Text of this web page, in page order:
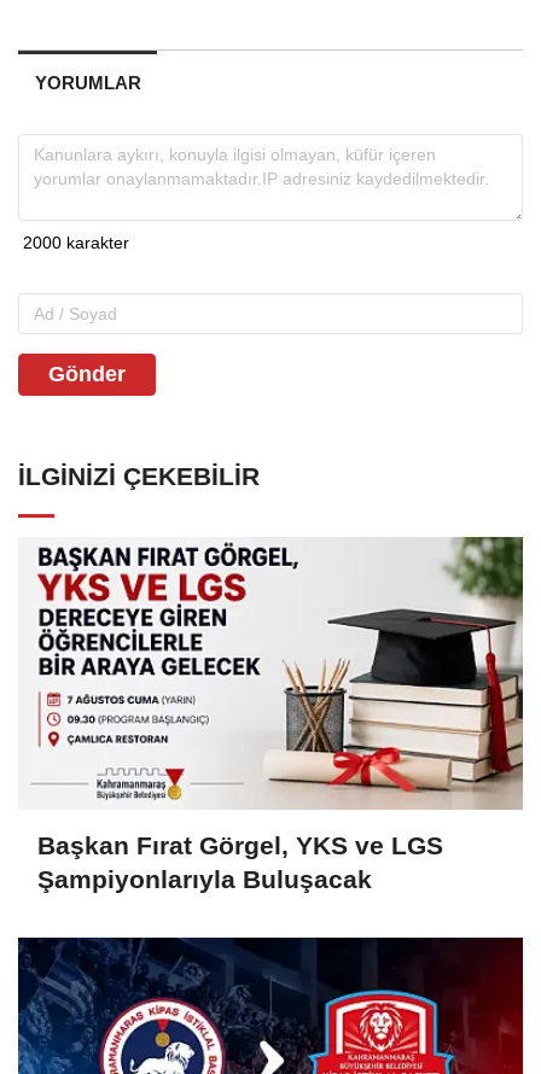
YORUMLAR
Gönder
İLGINIZI ÇEKEBILIR
Başkan Fırat Görgel, YKS ve LGS
Şampiyonlarıyla Buluşacak